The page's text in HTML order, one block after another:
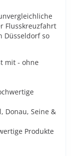
Flusskreuzfahrt
Düsseldorf so
mit - ohne
Donau, Seine &
Produkte